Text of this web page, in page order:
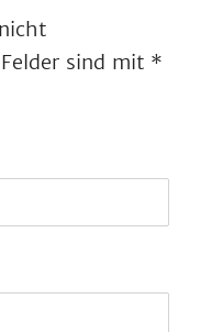
sind mit *